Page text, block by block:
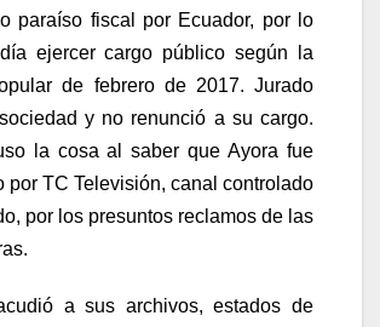
paraíso fiscal por Ecuador, por lo
ejercer cargo público según la
de febrero de 2017. Jurado
y no renunció a su cargo.
la cosa al saber que Ayora fue
por TC Televisión, canal controlado
por los presuntos reclamos de las
a sus archivos, estados de